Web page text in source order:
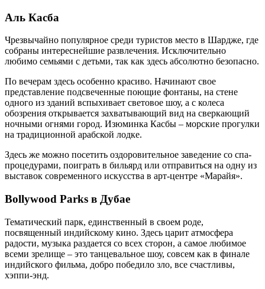
Аль Касба
Чрезвычайно популярное среди туристов место в Шардже, где
собраны интереснейшие развлечения. Исключительно
любимо семьями с детьми, так как здесь абсолютно безопасно.
По вечерам здесь особенно красиво. Начинают свое
представление подсвеченные поющие фонтаны, на стене
одного из зданий вспыхивает световое шоу, а с колеса
обозрения открывается захватывающий вид на сверкающий
ночными огнями город. Изюминка Касбы – морские прогулки
на традиционной арабской лодке.
Здесь же можно посетить оздоровительное заведение со спа-
процедурами, поиграть в бильярд или отправиться на одну из
выставок современного искусства в арт-центре «Марайя».
Bollywood Parks в Дубае
Тематический парк, единственный в своем роде,
посвященный индийскому кино. Здесь царит атмосфера
радости, музыка раздается со всех сторон, а самое любимое
всеми зрелище – это танцевальное шоу, совсем как в финале
индийского фильма, добро победило зло, все счастливы,
хэппи-энд.